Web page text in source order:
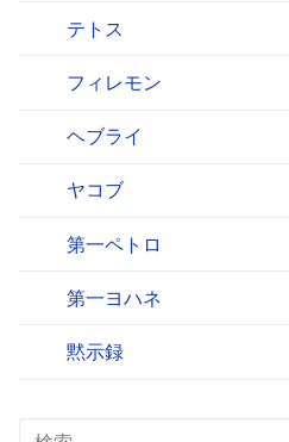
テトス
フィレモン
ヘブライ
ヤコブ
第一ペトロ
第一ヨハネ
黙示録